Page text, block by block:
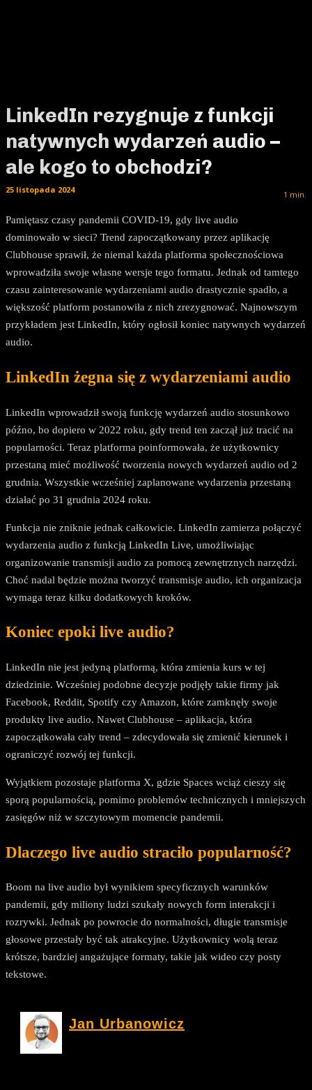
LinkedIn rezygnuje z funkcji
natywnych wydarzeń audio –
ale kogo to obchodzi?
1 min.
25 listopada 2024
Pamiętasz czasy pandemii COVID-19, gdy live audio
dominowało w sieci? Trend zapoczątkowany przez aplikację
Clubhouse sprawił, że niemal każda platforma społecznościowa
wprowadziła swoje własne wersje tego formatu. Jednak od tamtego
czasu zainteresowanie wydarzeniami audio drastycznie spadło, a
większość platform postanowiła z nich zrezygnować. Najnowszym
przykładem jest LinkedIn, który ogłosił koniec natywnych wydarzeń
audio.
LinkedIn żegna się z wydarzeniami audio
LinkedIn wprowadził swoją funkcję wydarzeń audio stosunkowo
późno, bo dopiero w 2022 roku, gdy trend ten zaczął już tracić na
popularności. Teraz platforma poinformowała, że użytkownicy
przestaną mieć możliwość tworzenia nowych wydarzeń audio od 2
grudnia. Wszystkie wcześniej zaplanowane wydarzenia przestaną
działać po 31 grudnia 2024 roku.
Funkcja nie zniknie jednak całkowicie. LinkedIn zamierza połączyć
wydarzenia audio z funkcją LinkedIn Live, umożliwiając
organizowanie transmisji audio za pomocą zewnętrznych narzędzi.
Choć nadal będzie można tworzyć transmisje audio, ich organizacja
wymaga teraz kilku dodatkowych kroków.
Koniec epoki live audio?
LinkedIn nie jest jedyną platformą, która zmienia kurs w tej
dziedzinie. Wcześniej podobne decyzje podjęły takie firmy jak
Facebook, Reddit, Spotify czy Amazon, które zamknęły swoje
produkty live audio. Nawet Clubhouse – aplikacja, która
zapoczątkowała cały trend – zdecydowała się zmienić kierunek i
ograniczyć rozwój tej funkcji.
Wyjątkiem pozostaje platforma X, gdzie Spaces wciąż cieszy się
sporą popularnością, pomimo problemów technicznych i mniejszych
zasięgów niż w szczytowym momencie pandemii.
Dlaczego live audio straciło popularność?
Boom na live audio był wynikiem specyficznych warunków
pandemii, gdy miliony ludzi szukały nowych form interakcji i
rozrywki. Jednak po powrocie do normalności, długie transmisje
głosowe przestały być tak atrakcyjne. Użytkownicy wolą teraz
krótsze, bardziej angażujące formaty, takie jak wideo czy posty
tekstowe.
Jan Urbanowicz